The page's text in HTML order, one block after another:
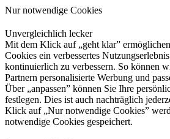
Nur notwendige Cookies
Unvergleichlich lecker
Mit dem Klick auf „geht klar”
Cookies ein verbessertes
kontinuierlich zu verbessern. So können
Partnern personalisierte Werbung und
Über „anpassen” können Sie Ihre
festlegen. Dies ist auch nachträglich
Klick auf „Nur notwendige Cookies”
notwendige Cookies gespeichert.